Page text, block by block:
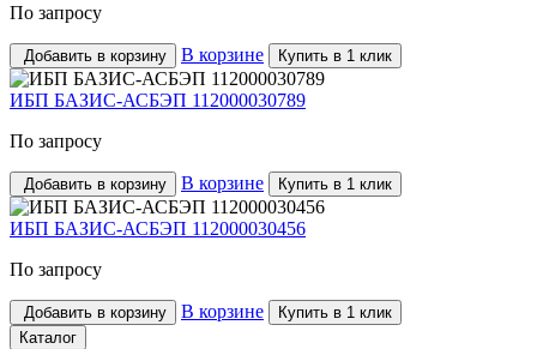
По запросу
Добавить в корзину В корзине Купить в 1 клик
ИБП БАЗИС-АСБЭП 112000030789
По запросу
Добавить в корзину В корзине Купить в 1 клик
ИБП БАЗИС-АСБЭП 112000030456
По запросу
Добавить в корзину В корзине
Купить в 1 клик
Каталог